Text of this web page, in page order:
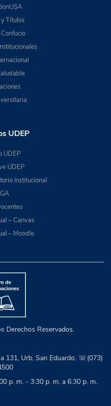
Títulos
UDEP
UDEP
UDEP
Institucional
– Canvas
– Moodle
Derechos Reservados.
131, Urb. San Eduardo. ☏(073)
p. m. - 3:30 p. m. a 6:30 p. m.